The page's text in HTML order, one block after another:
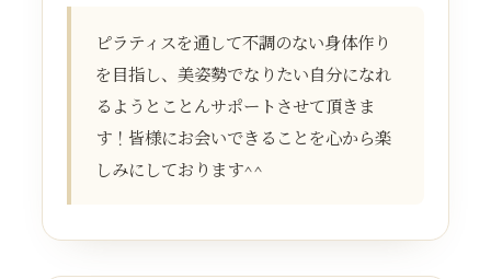
ピラティスを通して不調のない身体作り
を目指し、美姿勢でなりたい自分になれ
るようとことんサポートさせて頂きま
す！皆様にお会いできることを心から楽
しみにしております^^